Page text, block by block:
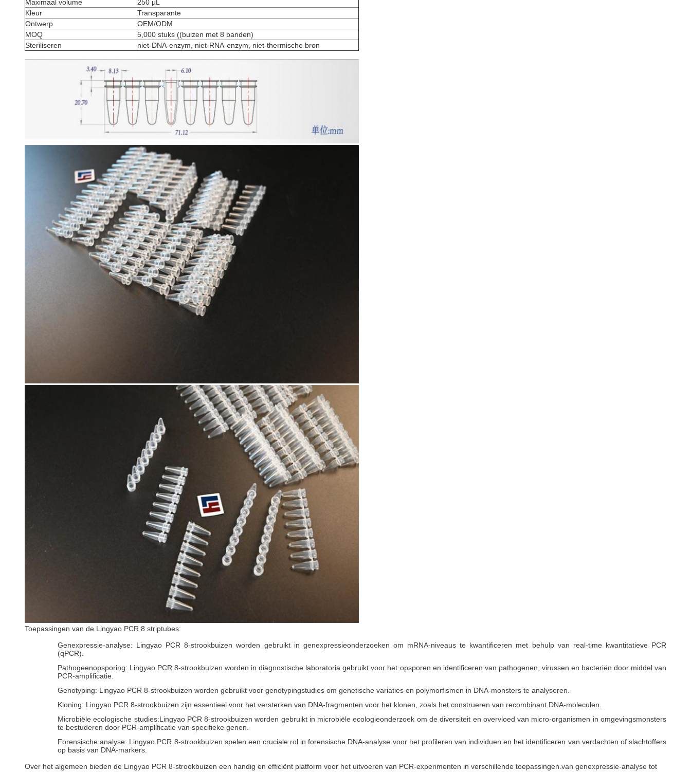
Maximaal volume
250 μL
Kleur
Transparante
Ontwerp
OEM/ODM
MOQ
5,000 stuks ((buizen met 8 banden)
Steriliseren
niet-DNA-enzym, niet-RNA-enzym, niet-thermische bron
Toepassingen van de Lingyao PCR 8 striptubes:
Genexpressie-analyse: Lingyao PCR 8-strookbuizen worden gebruikt in genexpressieonderzoeken om mRNA-niveaus te kwantificeren met behulp van real-time kwantitatieve PCR
(qPCR).
Pathogeenopsporing: Lingyao PCR 8-strookbuizen worden in diagnostische laboratoria gebruikt voor het opsporen en identificeren van pathogenen, virussen en bacteriën door middel van
PCR-amplificatie.
Genotyping: Lingyao PCR 8-strookbuizen worden gebruikt voor genotypingstudies om genetische variaties en polymorfismen in DNA-monsters te analyseren.
Kloning: Lingyao PCR 8-strookbuizen zijn essentieel voor het versterken van DNA-fragmenten voor het klonen, zoals het construeren van recombinant DNA-moleculen.
Microbiële ecologische studies:Lingyao PCR 8-strookbuizen worden gebruikt in microbiële ecologieonderzoek om de diversiteit en overvloed van micro-organismen in omgevingsmonsters
te bestuderen door PCR-amplificatie van specifieke genen.
Forensische analyse: Lingyao PCR 8-strookbuizen spelen een cruciale rol in forensische DNA-analyse voor het profileren van individuen en het identificeren van verdachten of slachtoffers
op basis van DNA-markers.
Over het algemeen bieden de Lingyao PCR 8-strookbuizen een handig en efficiënt platform voor het uitvoeren van PCR-experimenten in verschillende toepassingen.van genexpressie-analyse tot